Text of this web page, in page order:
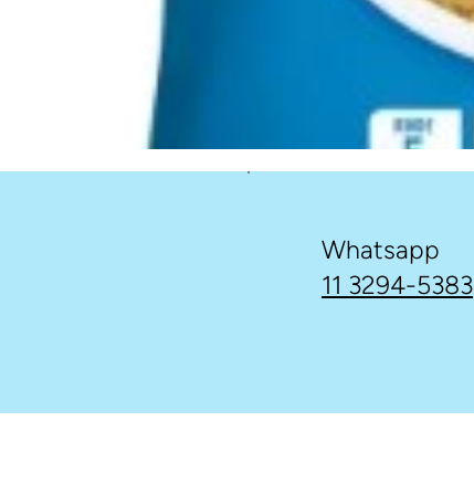
Whatsapp
11 3294-5383